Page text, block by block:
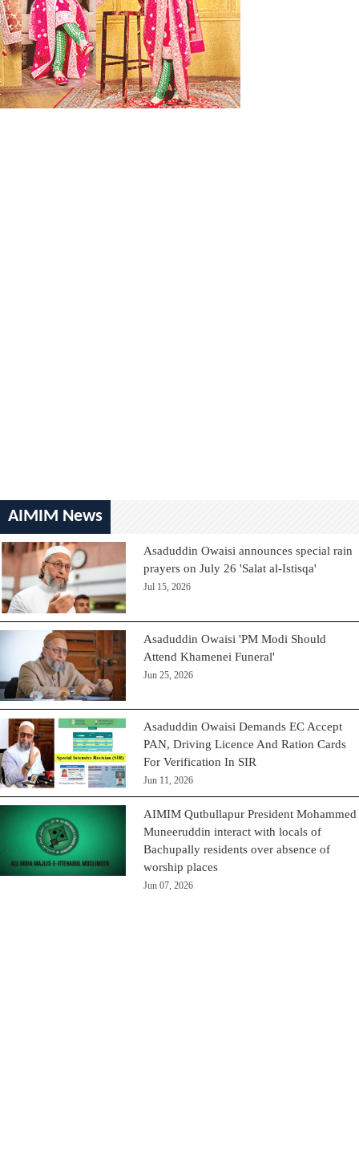
AIMIM News
Asaduddin Owaisi announces special rain
prayers on July 26 'Salat al-Istisqa'
Jul 15, 2026
Asaduddin Owaisi 'PM Modi Should
Attend Khamenei Funeral'
Jun 25, 2026
Asaduddin Owaisi Demands EC Accept
PAN, Driving Licence And Ration Cards
For Verification In SIR
Jun 11, 2026
AIMIM Qutbullapur President Mohammed
Muneeruddin interact with locals of
Bachupally residents over absence of
worship places
Jun 07, 2026